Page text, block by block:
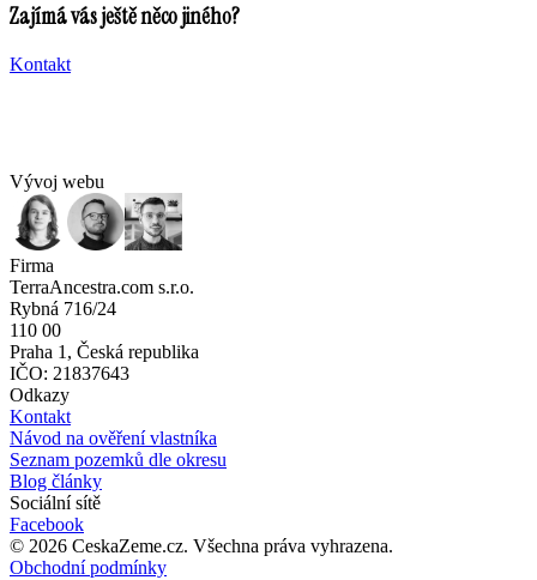
Zajímá vás ještě něco jiného?
Kontakt
Vývoj webu
Firma
TerraAncestra.com s.r.o.
Rybná 716/24
110 00
Praha 1, Česká republika
IČO: 21837643
Odkazy
Kontakt
Návod na ověření vlastníka
Seznam pozemků dle okresu
Blog články
Sociální sítě
Facebook
© 2026 CeskaZeme.cz. Všechna práva vyhrazena.
Obchodní podmínky